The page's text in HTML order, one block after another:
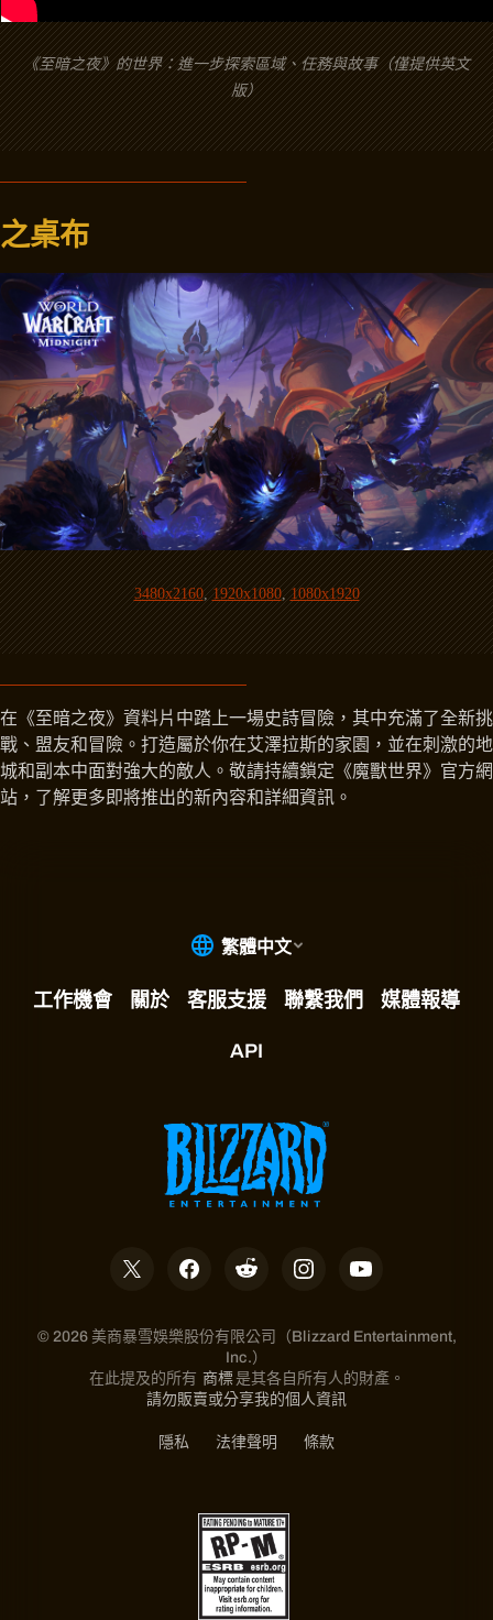
《至暗之夜》的世界：進一步探索區域、任務與故事（僅提供英文
版）
之桌布
3480x2160,1920x1080,1080x1920
在《至暗之夜》資料片中踏上一場史詩冒險，其中充滿了全新挑
戰、盟友和冒險。打造屬於你在艾澤拉斯的家園，並在刺激的地
城和副本中面對強大的敵人。敬請持續鎖定《魔獸世界》官方網
站，了解更多即將推出的新內容和詳細資訊。